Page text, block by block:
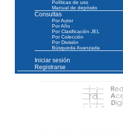
Políticas de uso
Manual de depósito
Consultas
Por Autor
Por Año
Por Clasificación JEL
Por Colección
Por División
Búsqueda Avanzada
Iniciar sesión
Registrarse